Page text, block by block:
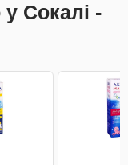
Сокалі -